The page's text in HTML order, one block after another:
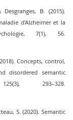
B. (2015).
d’Alzheimer et la
7(1), 56.
Concepts, control,
disordered semantic
293–328.
S. (2020). Semantic